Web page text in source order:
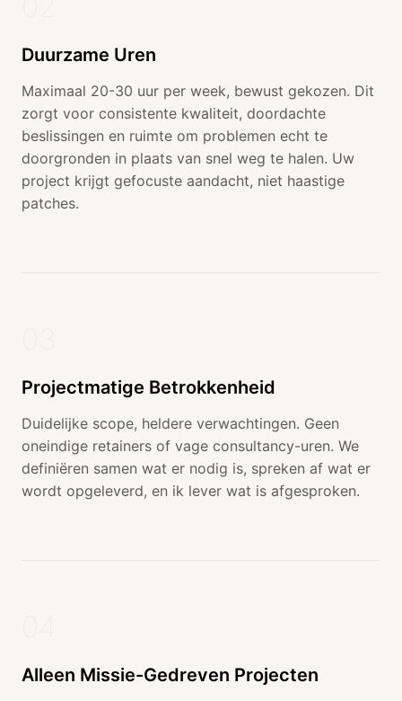
Duurzame Uren
Maximaal 20-30 uur per week, bewust gekozen. Dit
zorgt voor consistente kwaliteit, doordachte
beslissingen en ruimte om problemen echt te
doorgronden in plaats van snel weg te halen. Uw
project krijgt gefocuste aandacht, niet haastige
patches.
Projectmatige Betrokkenheid
Duidelijke scope, heldere verwachtingen. Geen
oneindige retainers of vage consultancy-uren. We
definiëren samen wat er nodig is, spreken af wat er
wordt opgeleverd, en ik lever wat is afgesproken.
Alleen Missie-Gedreven Projecten